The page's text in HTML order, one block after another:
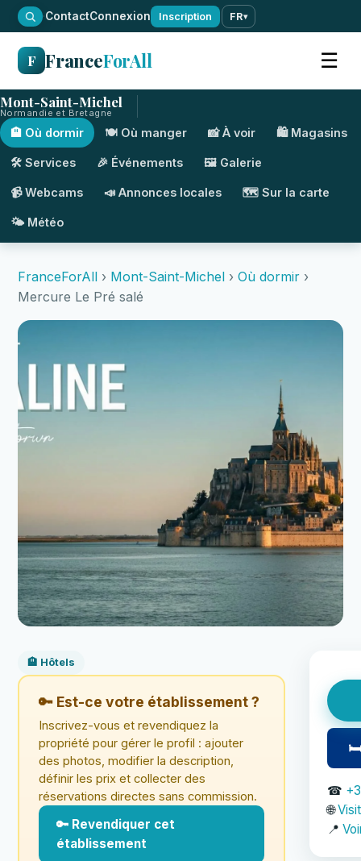
·ContactConnexion Inscription FR▾
F FranceForAll ☰
Mont-Saint-Michel
Normandie et Bretagne
🏨 Où dormir 🍽️ Où manger 📸 À voir 🛍️ Magasins
🛠️ Services 🎉 Événements 🖼️ Galerie
📹 Webcams 📣 Annonces locales 🗺️ Sur la carte
🌤️ Météo
FranceForAll › Mont-Saint-Michel › Où dormir ›
Mercure Le Pré salé
🏨 Hôtels
🔑 Est-ce votre établissement ?
Inscrivez-vous et revendiquez la
propriété pour gérer le profil : ajouter
des photos, modifier la description,
définir les prix et collecter des
réservations directes sans commission.
🔑 Revendiquer cet
établissement
🛏
☎
🌐
📍